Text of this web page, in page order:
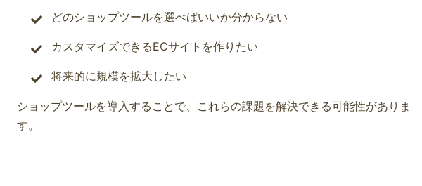
どのショップツールを選べばいいか分からない
カスタマイズできるECサイトを作りたい
将来的に規模を拡大したい
ショップツールを導入することで、これらの課題を解決できる可能性がありま
す。